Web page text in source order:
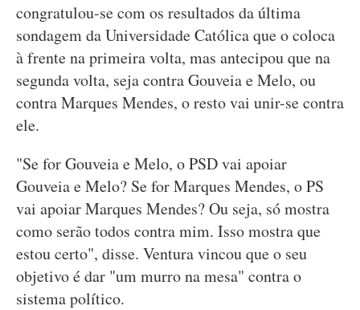
congratulou-se com os resultados da última
sondagem da Universidade Católica que o coloca
à frente na primeira volta, mas antecipou que na
segunda volta, seja contra Gouveia e Melo, ou
contra Marques Mendes, o resto vai unir-se contra
ele.
"Se for Gouveia e Melo, o PSD vai apoiar
Gouveia e Melo? Se for Marques Mendes, o PS
vai apoiar Marques Mendes? Ou seja, só mostra
como serão todos contra mim. Isso mostra que
estou certo", disse. Ventura vincou que o seu
objetivo é dar "um murro na mesa" contra o
sistema político.